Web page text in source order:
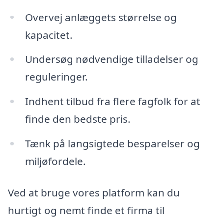
Overvej anlæggets størrelse og
kapacitet.
Undersøg nødvendige tilladelser og
reguleringer.
Indhent tilbud fra flere fagfolk for at
finde den bedste pris.
Tænk på langsigtede besparelser og
miljøfordele.
Ved at bruge vores platform kan du
hurtigt og nemt finde et firma til